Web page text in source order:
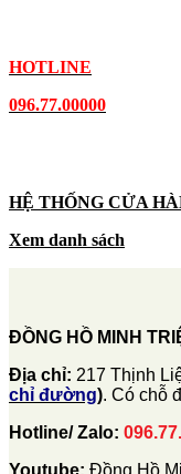
HOTLINE
096.77.00000
HỆ THỐNG CỬA
Xem danh sách
ĐỒNG HỒ MINH
Địa chỉ: 217 Thịnh
chỉ đường). Có chỗ
Hotline/ Zalo:
Youtube: Đồng Hồ